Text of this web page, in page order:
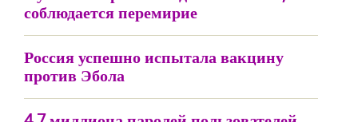
соблюдается перемирие
Россия успешно испытала вакцину
против Эбола